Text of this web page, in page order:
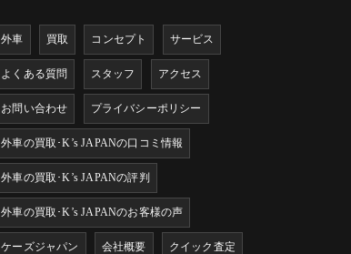
外車 買取 コンセプト サービス
よくある質問 スタッフ アクセス
お問い合わせ プライバシーポリシー
外車の買取･K’s JAPANの口コミ情報
外車の買取･K’s JAPANの評判
外車の買取･K’s JAPANのお客様の声
ケーズジャパン 会社概要 クイック査定